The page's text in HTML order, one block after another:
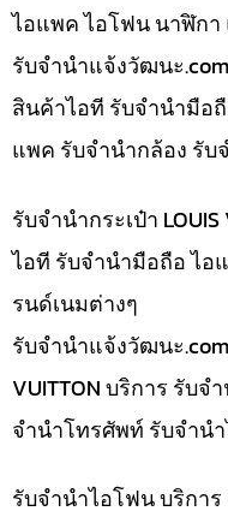
ไอแพค ไอโฟน นาฬิกา
รับจํานําแจ้งวัฒนะ
สินค้าไอที รับจำนำมือ
แพค รับจำนำกล้อง รับ
รับจำนำกระเป๋า
ไอที รับจำนำมือถือ ไ
รนด์เนมต่างๆ
รับจํานําแจ้งวัฒนะ
VUITTON บริการ รับ
จำนำโทรศัพท์ รับจำน
รับจำนำไอโฟน บริกา